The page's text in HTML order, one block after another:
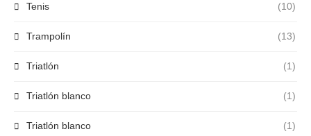
Tenis (10)
Trampolín (13)
Triatlón (1)
Triatlón blanco (1)
Triatlón blanco (1)